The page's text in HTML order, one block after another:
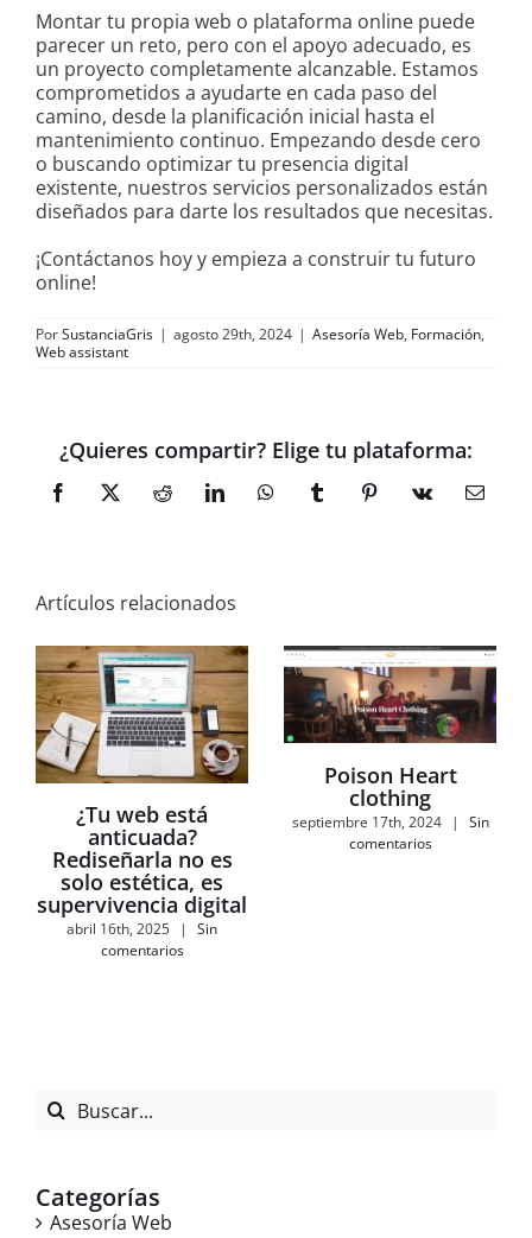
Montar tu propia web o plataforma online puede
parecer un reto, pero con el apoyo adecuado, es
un proyecto completamente alcanzable. Estamos
comprometidos a ayudarte en cada paso del
camino, desde la planificación inicial hasta el
mantenimiento continuo. Empezando desde cero
o buscando optimizar tu presencia digital
existente, nuestros servicios personalizados están
diseñados para darte los resultados que necesitas.
¡Contáctanos hoy y empieza a construir tu futuro
online!
PorSustanciaGris | agosto 29th, 2024 | Asesoría Web, Formación,
Web assistant
¿Quieres compartir? Elige tu plataforma:
Facebook
X RedditLinkedInWhatsAppTumblrPinterest
Vk
Correo
Artículos relacionados
¿Tu web está
anticuada?
Rediseñarla no es
solo estética, es
supervivencia digital
abril 16th, 2025 |
Sin
comentarios
Poison Heart
clothing
septiembre 17th, 2024 |
Sin
comentarios
Buscar:
Categorías
Asesoría Web